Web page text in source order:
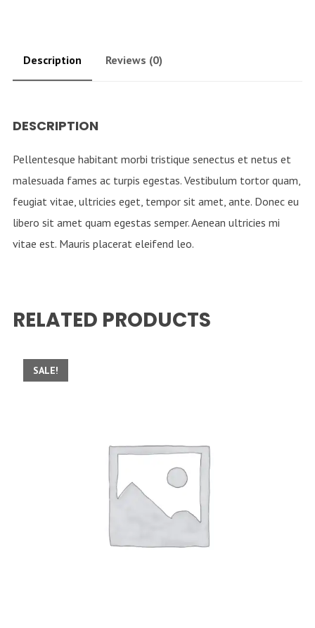
Description Reviews (0)
DESCRIPTION
Pellentesque habitant morbi tristique senectus et netus et
malesuada fames ac turpis egestas. Vestibulum tortor quam,
feugiat vitae, ultricies eget, tempor sit amet, ante. Donec eu
libero sit amet quam egestas semper. Aenean ultricies mi
vitae est. Mauris placerat eleifend leo.
RELATED PRODUCTS
SALE!